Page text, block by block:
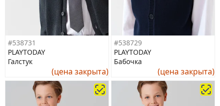
#538731
PLAYTODAY
Галстук
(цена закрыта)
#538729
PLAYTODAY
Бабочка
(цена закрыта)